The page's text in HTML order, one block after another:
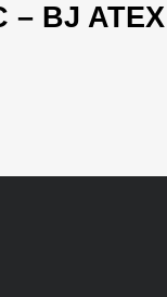
– BJ ATEX